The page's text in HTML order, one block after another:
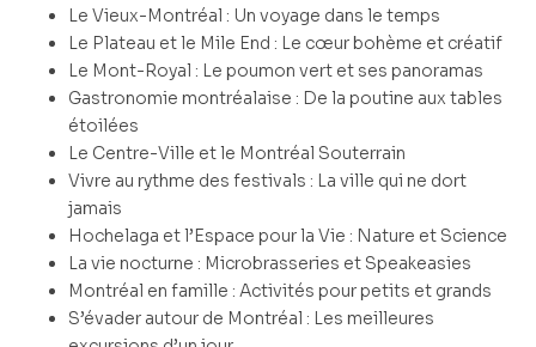
Le Vieux-Montréal : Un voyage dans le temps
Le Plateau et le Mile End : Le cœur bohème et créatif
Le Mont-Royal : Le poumon vert et ses panoramas
Gastronomie montréalaise : De la poutine aux tables
étoilées
Le Centre-Ville et le Montréal Souterrain
Vivre au rythme des festivals : La ville qui ne dort
jamais
Hochelaga et l’Espace pour la Vie : Nature et Science
La vie nocturne : Microbrasseries et Speakeasies
Montréal en famille : Activités pour petits et grands
S’évader autour de Montréal : Les meilleures